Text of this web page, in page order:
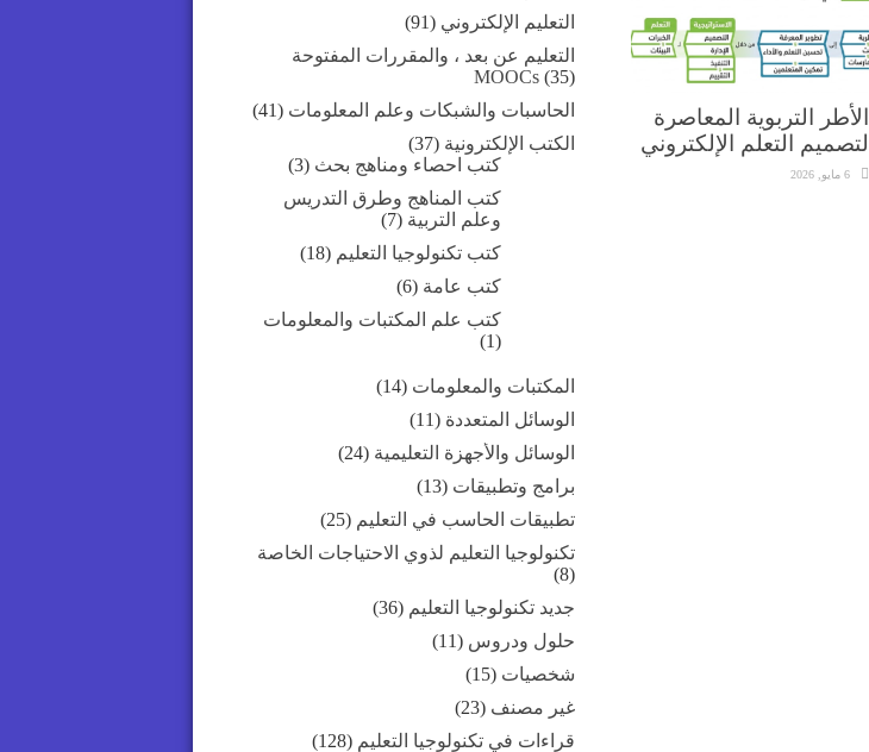
الأطر التربوية المعاصرة
لتصميم التعلم الإلكتروني
6 مايو, 2026
التعليم الإلكتروني (91)
التعليم عن بعد ، والمقررات المفتوحة
MOOCs(35)
الحاسبات والشبكات وعلم المعلومات (41)
الكتب الإلكترونية (37)
كتب احصاء ومناهج بحث (3)
كتب المناهج وطرق التدريس
وعلم التربية (7)
كتب تكنولوجيا التعليم (18)
كتب عامة (6)
كتب علم المكتبات والمعلومات
(1)
المكتبات والمعلومات (14)
الوسائل المتعددة (11)
الوسائل والأجهزة التعليمية (24)
برامج وتطبيقات (13)
تطبيقات الحاسب في التعليم (25)
تكنولوجيا التعليم لذوي الاحتياجات الخاصة
(8)
جديد تكنولوجيا التعليم (36)
حلول ودروس (11)
شخصيات (15)
غير مصنف (23)
قراءات في تكنولوجيا التعليم (128)